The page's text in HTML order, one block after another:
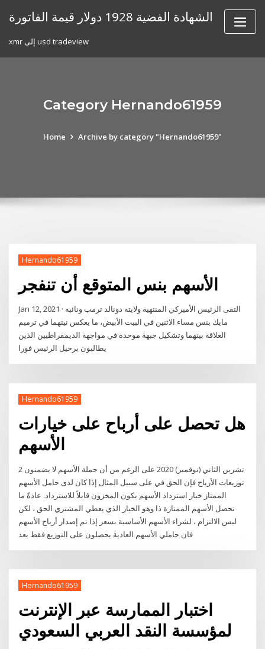
الشهادة الفضية 1928 دولار قيمة الفاتورة
xmr إلى usd tradeview
Category Hernando61959
Home Archive by category "Hernando61959"
Hernando61959
الأسهم بنس المتوقع أن تنفجر
Jan 12, 2021 · التقى الرئيس الأميركي المنتهية ولايته دونالد ترمب ونائبه
مايك بنس مساء الاثنين في البيت الأبيض، ما يعكس نيتهما في ترميم
العلاقة بينهما وتشكيل جبهة موحدة في مواجهة الديمقراطيين الذين
يطالبون برحيل الرئيس فورا
Hernando61959
هل تحصل على أرباح على خيارات
الأسهم
2 تشرين الثاني (نوفمبر) 2020 على الرغم من أن حملة الأسهم لا يضمنون
توزيعات الأرباح فإن الحق في على سبيل المثال إذا كان لدى حامل الأسهم
الممتاز خيار استرداد الأسهم يكون المخزون قابلاً للاسترداد. عادةً ما
تحصل الأسهم الممتازة ذا وهو الخيار الذي يعطي المشتري الحق ، لكن
ليس الالتزام ، لشراء الأسهم الأساسية بسعر إذا تم إصدار أرباح الأسهم
Hernando61959
اختبار الممارسة عبر الإنترنت
لمؤسسة النقد العربي السعودي